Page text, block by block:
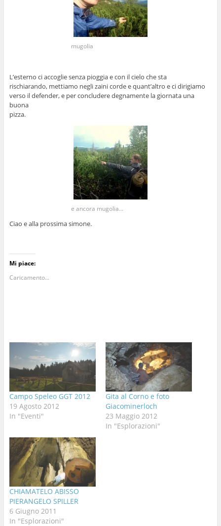
mugolia
L’esterno ci accoglie senza pioggia e con il cielo che sta
rischiarando, mettiamo negli zaini corde e quant’altro e ci dirigiamo
verso il defender, e per concludere degnamente la giornata una
buona
pizza.
e ancora mugolia...
Ciao e alla prossima simone.
Mi piace:
Caricamento...
Campo Speleo GGT 2012
19 Agosto 2012
In "Eventi"
Gita al Corno e foto
Giacominerloch
23 Maggio 2012
In "Esplorazioni"
CHIAMATELO ABISSO
PIERANGELO SPILLER
6 Giugno 2011
In "Esplorazioni"